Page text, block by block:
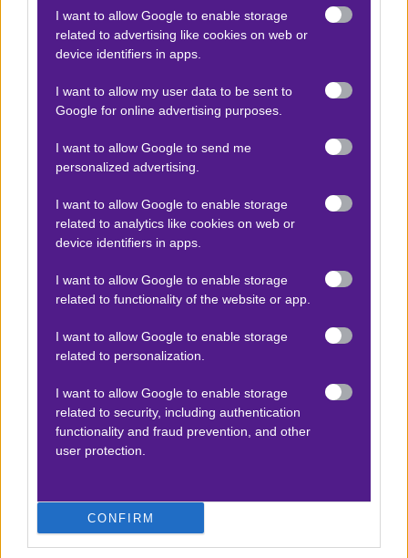
I want to allow Google to enable storage
related to advertising like cookies on web or
device identifiers in apps.
I want to allow my user data to be sent to
Google for online advertising purposes.
I want to allow Google to send me
personalized advertising.
I want to allow Google to enable storage
related to analytics like cookies on web or
device identifiers in apps.
I want to allow Google to enable storage
related to functionality of the website or app.
I want to allow Google to enable storage
related to personalization.
I want to allow Google to enable storage
related to security, including authentication
functionality and fraud prevention, and other
user protection.
CONFIRM
3.20
Προσφορές*
ΒΑΘΜΟΛΟΓΙΕΣ
Βαθμολογίες Ελλάδα - Stoiximan
Βαθμολογίες Aγγλία – Premier league
Βαθμολογίες Ισπανίας- La liga
Βαθμολογίες Ιταλίας- Serie A
Βαθμολογίες Γαλλίας-League 1
Κουπόνι στοιχήματος ΟΠΑΠ